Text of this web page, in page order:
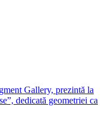
Gallery, prezintă la
dedicată geometriei ca